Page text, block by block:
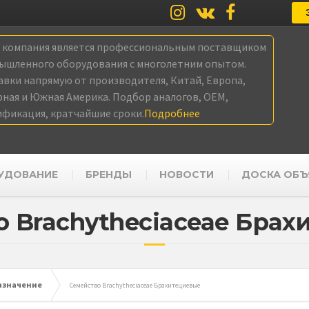
компания является профессиональным поставщиком
оборудования с многолетним опытом.
напрямую от производителя, Китай, Европа,
и Южная Америка. Подбор аналогов, OEM,
кратчайшие сроки.Подробнее
БРЕНДЫ НОВОСТИ ДОСКА
Brachytheciaceae
Семейство Brachytheciaceae Брахитециевые